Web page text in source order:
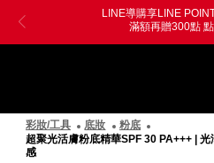
【新朋友專屬】複製折
即享全館9折+迷你
堂
際
彩妝/工具 底妝
粉底
超聚光活膚粉底精華SPF 30 PA+++ |
感